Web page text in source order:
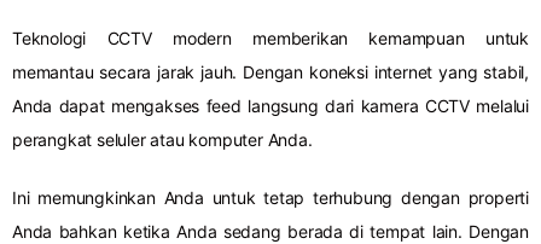
Teknologi CCTV modern memberikan kemampuan untuk
memantau secara jarak jauh. Dengan koneksi internet yang stabil,
Anda dapat mengakses feed langsung dari kamera CCTV melalui
perangkat seluler atau komputer Anda.
Ini memungkinkan Anda untuk tetap terhubung dengan properti
Anda bahkan ketika Anda sedang berada di tempat lain. Dengan